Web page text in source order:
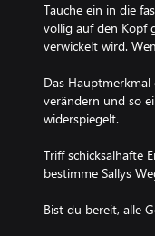
Tauche ein in die
völlig auf den Kopf
verwickelt wird.
Das
verändern und so
widerspiegelt.
Triff schicksalhafte
bestimme Sallys
Bist du bereit, alle